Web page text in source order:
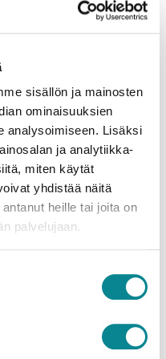
sisällön ja mainosten
ominaisuuksien
analysoimiseen. Lisäksi
ja analytiikka-
miten käytät
yhdistää näitä
heille tai joita on
palvelujaan.
kestävän
puhdas Itämeri.
ylpeä
rahoituksesta, joka
aktiiviselle
globaaliin
Lähetä
kuinka